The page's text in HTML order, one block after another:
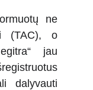
ne
(TAC), o
jau
dalyvauti